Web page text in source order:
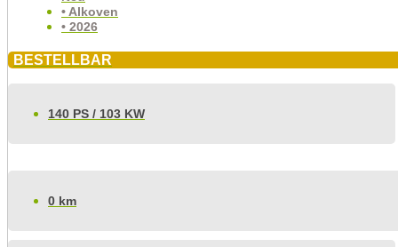
• Alkoven
• 2026
BESTELLBAR
140 PS / 103 KW
0 km